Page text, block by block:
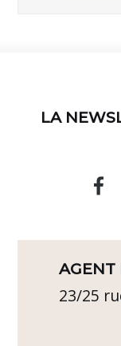
LA
AGENT
23/25